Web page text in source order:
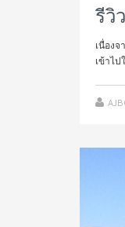
รีวิ
เนื่อง
เข้าไป